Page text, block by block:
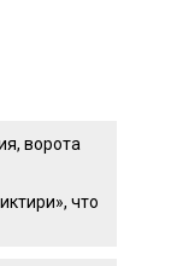
ворота
что